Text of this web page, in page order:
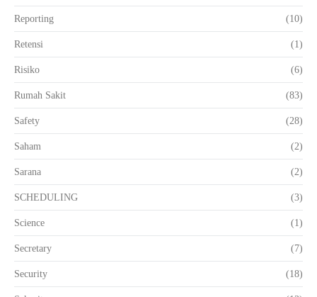
Reporting (10)
Retensi (1)
Risiko (6)
Rumah Sakit (83)
Safety (28)
Saham (2)
Sarana (2)
SCHEDULING (3)
Science (1)
Secretary (7)
Security (18)